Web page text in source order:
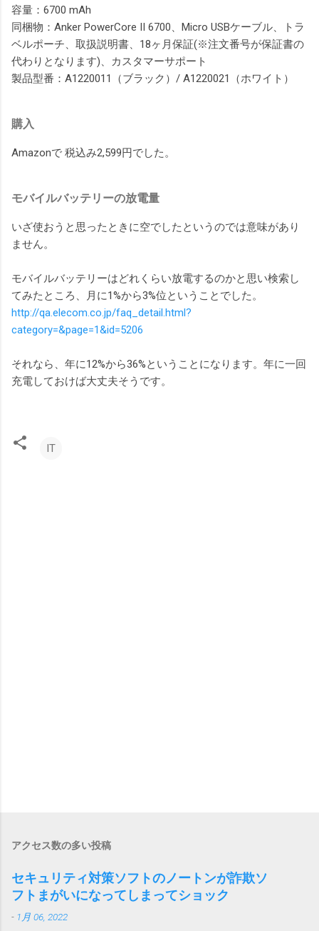
容量：6700 mAh
同梱物：Anker PowerCore II 6700、Micro USBケーブル、トラ
ベルポーチ、取扱説明書、18ヶ月保証(※注文番号が保証書の
代わりとなります)、カスタマーサポート
製品型番：A1220011（ブラック）/ A1220021（ホワイト）
購入
Amazonで 税込み2,599円でした。
モバイルバッテリーの放電量
いざ使おうと思ったときに空でしたというのでは意味があり
ません。
モバイルバッテリーはどれくらい放電するのかと思い検索し
てみたところ、月に1%から3%位ということでした。
http://qa.elecom.co.jp/faq_detail.html?
category=&page=1&id=5206
それなら、年に12%から36%ということになります。年に一回
充電しておけば大丈夫そうです。
IT
アクセス数の多い投稿
セキュリティ対策ソフトのノートンが詐欺ソ
フトまがいになってしまってショック
- 1月 06, 2022